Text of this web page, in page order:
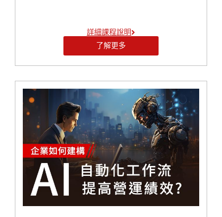
詳細課程說明
了解更多